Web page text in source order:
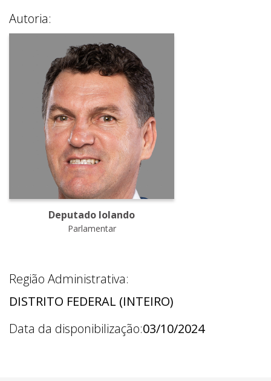
Autoria:
Deputado Iolando
Parlamentar
Região Administrativa:
DISTRITO FEDERAL (INTEIRO)
Data da disponibilização:03/10/2024